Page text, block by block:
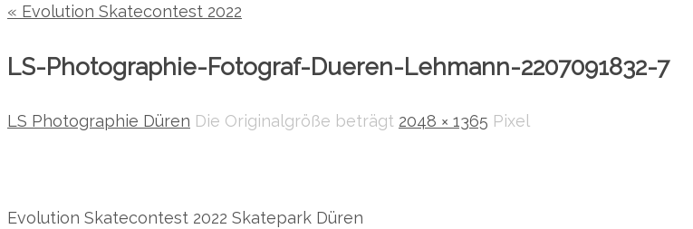
springen
« Evolution Skatecontest 2022
LS-Photographie-Fotograf-Dueren-Lehmann-2207091832-7
LS Photographie Düren Die Originalgröße beträgt 2048 × 1365 Pixel
Evolution Skatecontest 2022 Skatepark Düren